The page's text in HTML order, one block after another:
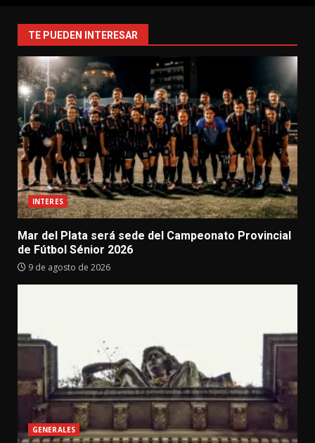
TE PUEDEN INTERESAR
INTERES
Mar del Plata será sede del Campeonato Provincial
de Fútbol Sénior 2026
9 de agosto de 2026
GENERALES